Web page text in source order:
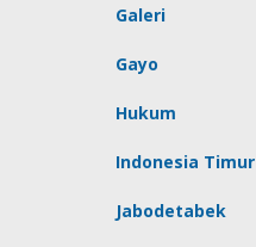
Galeri
Gayo
Hukum
Indonesia Timur
Jabodetabek